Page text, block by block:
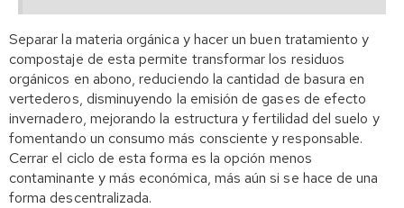
Separar la materia orgánica y hacer un buen tratamiento y
compostaje de esta permite transformar los residuos
orgánicos en abono, reduciendo la cantidad de basura en
vertederos, disminuyendo la emisión de gases de efecto
invernadero, mejorando la estructura y fertilidad del suelo y
fomentando un consumo más consciente y responsable.
Cerrar el ciclo de esta forma es la opción menos
contaminante y más económica, más aún si se hace de una
forma descentralizada.